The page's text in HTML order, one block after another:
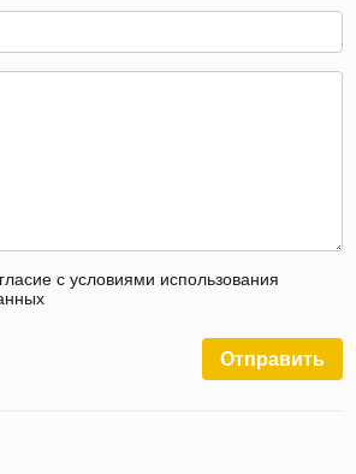
с условиями использования
Отправить